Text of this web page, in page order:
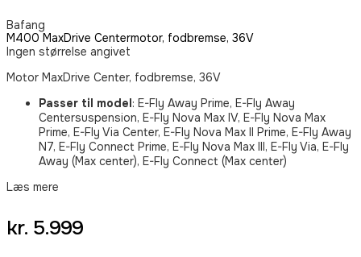
Bafang
M400 MaxDrive Centermotor, fodbremse, 36V
Ingen størrelse angivet
Motor MaxDrive Center, fodbremse, 36V
Passer til model: E-Fly Away Prime, E-Fly Away
Centersuspension, E-Fly Nova Max IV, E-Fly Nova Max
Prime, E-Fly Via Center, E-Fly Nova Max II Prime, E-Fly Away
N7, E-Fly Connect Prime, E-Fly Nova Max III, E-Fly Via, E-Fly
Away (Max center), E-Fly Connect (Max center)
Læs mere
kr. 5.999